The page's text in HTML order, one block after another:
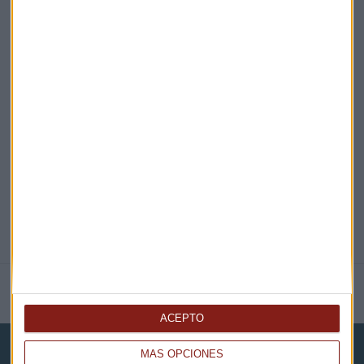
MÁS OPCIONES
ACEPTO
NOTICIAS RELACIONADAS